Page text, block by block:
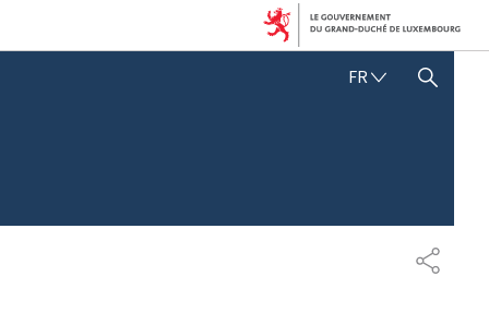
FRF
S
AFFICHER / MASQUER LA RECHERCHE
P
A